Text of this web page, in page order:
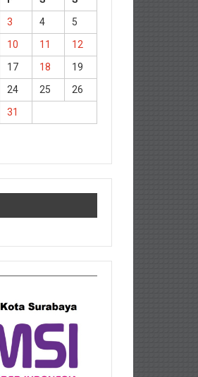
3 4
5
10 11
12
17 18
19
24 25
26
31